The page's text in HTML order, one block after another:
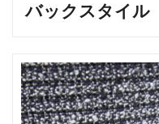
バックスタイル